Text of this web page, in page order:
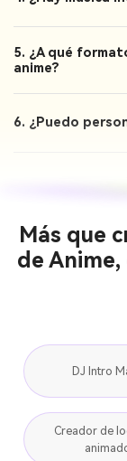
5. ¿A qué
anime?
6. ¿Puedo
Más que
de
DJ Intro
Creador de